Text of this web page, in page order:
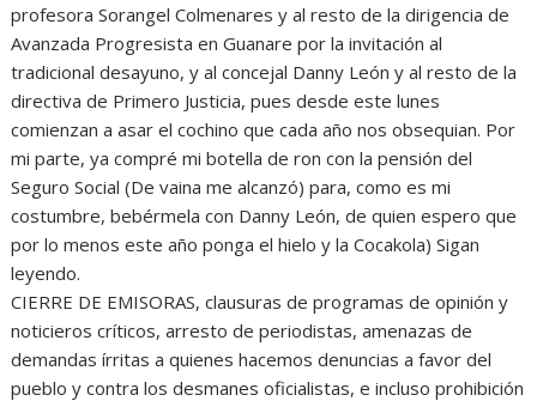
profesora Sorangel Colmenares y al resto de la dirigencia de
Avanzada Progresista en Guanare por la invitación al
tradicional desayuno, y al concejal Danny León y al resto de la
directiva de Primero Justicia, pues desde este lunes
comienzan a asar el cochino que cada año nos obsequian. Por
mi parte, ya compré mi botella de ron con la pensión del
Seguro Social (De vaina me alcanzó) para, como es mi
costumbre, bebérmela con Danny León, de quien espero que
por lo menos este año ponga el hielo y la Cocakola) Sigan
leyendo.
CIERRE DE EMISORAS, clausuras de programas de opinión y
noticieros críticos, arresto de periodistas, amenazas de
demandas írritas a quienes hacemos denuncias a favor del
pueblo y contra los desmanes oficialistas, e incluso prohibición